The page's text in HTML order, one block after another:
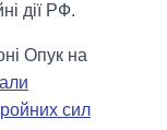
дії РФ.
Опук на
сил